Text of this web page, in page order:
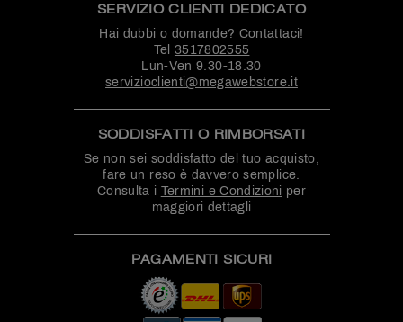
SERVIZIO CLIENTI DEDICATO
Hai dubbi o domande? Contattaci!
Tel 3517802555
Lun-Ven 9.30-18.30
servizioclienti@megawebstore.it
SODDISFATTI O RIMBORSATI
Se non sei soddisfatto del tuo acquisto,
fare un reso è davvero semplice.
Consulta i Termini e Condizioni per
maggiori dettagli
PAGAMENTI SICURI